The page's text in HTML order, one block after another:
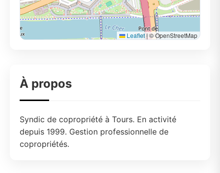
Leaflet|© OpenStreetMap
À propos
Syndic de copropriété à Tours. En activité
depuis 1999. Gestion professionnelle de
copropriétés.